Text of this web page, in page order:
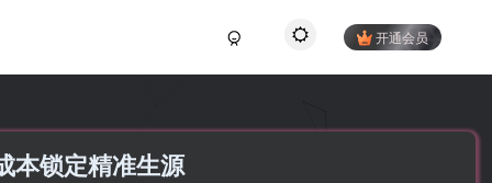
开通会员
本锁定精准生源